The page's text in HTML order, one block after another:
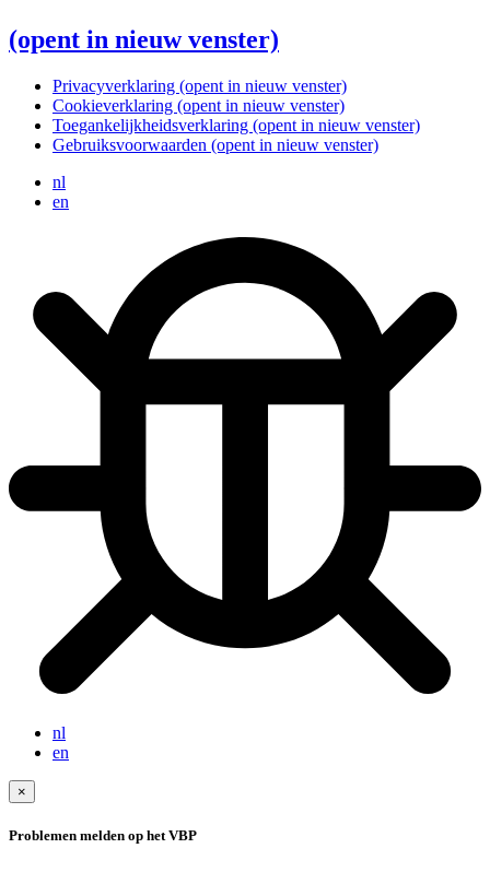
(opent in nieuw venster)
Privacyverklaring (opent in nieuw venster)
Cookieverklaring (opent in nieuw venster)
Toegankelijkheidsverklaring (opent in nieuw venster)
Gebruiksvoorwaarden (opent in nieuw venster)
nl
en
nl
en
×
Problemen melden op het VBP